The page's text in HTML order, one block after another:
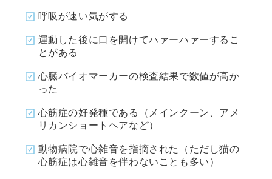
呼吸が速い気がする
運動した後に口を開けてハァーハァーするこ
とがある
心臓バイオマーカーの検査結果で数値が高か
った
心筋症の好発種である（メインクーン、アメ
リカンショートヘアなど）
動物病院で心雑音を指摘された（ただし猫の
心筋症は心雑音を伴わないことも多い）